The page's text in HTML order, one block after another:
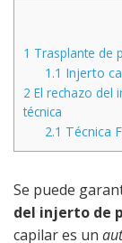
1 Trasplante de
1.1 Injerto
2 El rechazo del
técnica
2.1 Técnica
Se puede
del injerto de
capilar es un